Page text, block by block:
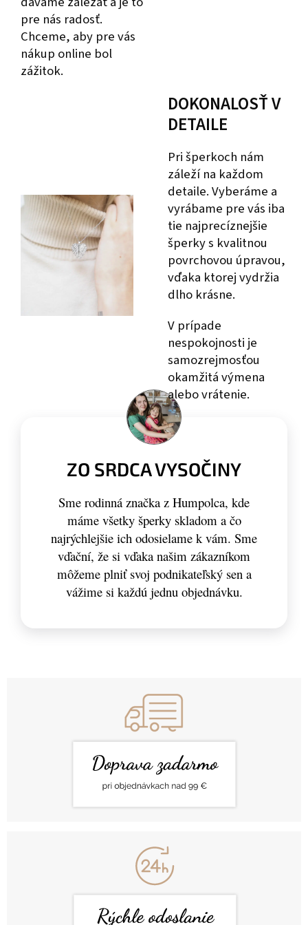
pre nás radosť.
Chceme, aby pre vás
nákup online bol
zážitok.
DOKONALOSŤ V
DETAILE
Pri šperkoch nám
záleží na každom
detaile. Vyberáme a
vyrábame pre vás iba
tie najprecíznejšie
šperky s kvalitnou
povrchovou úpravou,
vďaka ktorej vydržia
dlho krásne.
V prípade
nespokojnosti je
samozrejmosťou
okamžitá výmena
alebo vrátenie.
ZO SRDCA VYSOČINY
Sme rodinná značka z Humpolca, kde
máme všetky šperky skladom a čo
najrýchlejšie ich odosielame k vám. Sme
vďační, že si vďaka našim zákazníkom
môžeme plniť svoj podnikateľský sen a
vážime si každú jednu objednávku.